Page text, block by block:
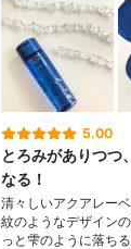
5.00
とろみがありつつ
なる！
清々しいアクアレー
紋のようなデザイン
っと雫のように落ち